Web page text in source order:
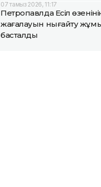
07 тамыз 2026, 11:17
Петропавлда Есіл
жағалауын нығайту
басталды